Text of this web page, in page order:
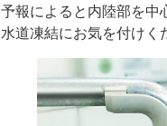
予報によると内陸部を中
水道凍結にお気を付けく